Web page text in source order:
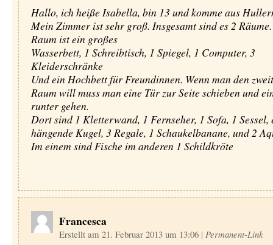
Hallo, ich heiße Isabella, bin 13 und komme aus
Mein Zimmer ist sehr groß. Insgesamt sind es 2
Raum ist ein großes
Wasserbett, 1 Schreibtisch, 1 Spiegel, 1 Computer, 3
Kleiderschränke
Und ein Hochbett für Freundinnen. Wenn man den
Raum will muss man eine Tür zur Seite schieben und
runter gehen.
Dort sind 1 Kletterwand, 1 Fernseher, 1 Sofa, 1 Sessel,
hängende Kugel, 3 Regale, 1 Schaukelbanane, und 2
Im einem sind Fische im anderen 1 Schildkröte
Francesca
Erstellt am 21. Februar 2013 um 13:06 | Permanent-Link